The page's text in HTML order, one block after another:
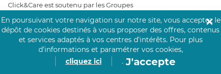
Click&Care est soutenu par les Groupes
En poursuivant votre navigation sur notre site, vous acceptez le
dépôt de cookies destinés à vous proposer des offres, contenus
et services adaptés à vos centres d’intérêts. Pour plus
d’informations et paramétrer vos cookies,
cliquez ici
. J'accepte
✕